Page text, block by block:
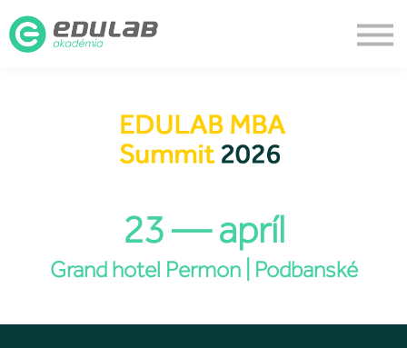
Miesto konania
Vytvoriť účet
23 — apríl
Grand hotel Permon | Podbanské